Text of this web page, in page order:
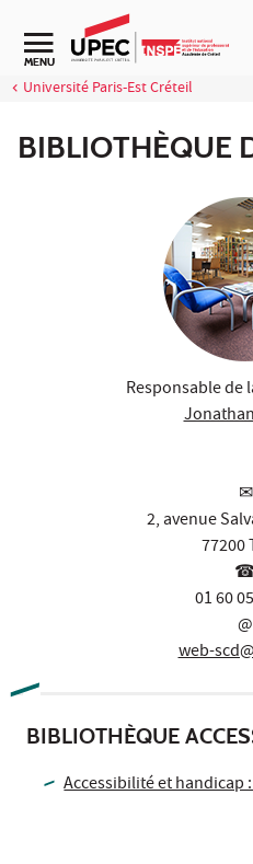
Aller au contenu
Navigation secondaire
MENU
Université Paris-Est Créteil
BIBLIOTHÈQUE
Responsable de
✉
2, avenue
77200
01 60
@
web-
BIBLIOTHÈQUE
Accessibilité et